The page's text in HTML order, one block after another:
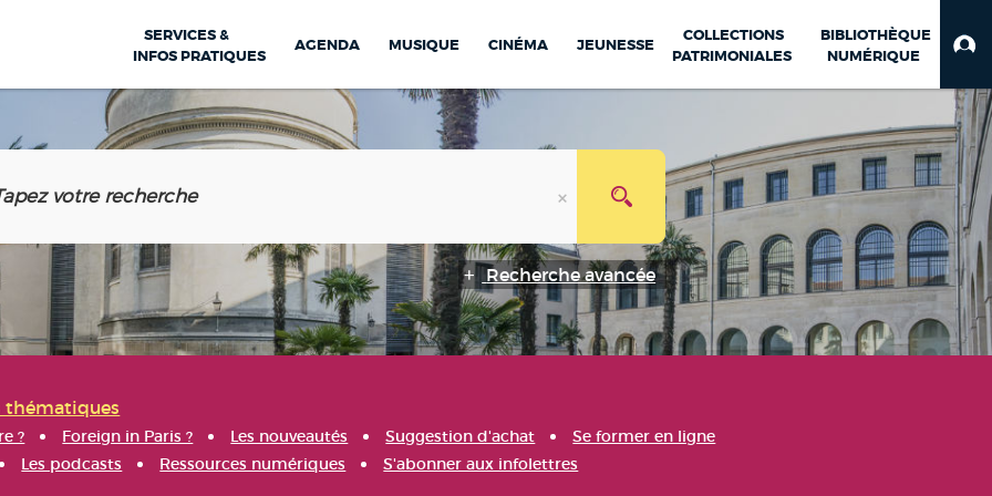
SERVICES &
INFOS PRATIQUES
AGENDA MUSIQUE CINÉMA JEUNESSE
COLLECTIONS
PATRIMONIALES
BIBLIOTHÈQUE
NUMÉRIQUE
Recherche avancée
thématiques
? Foreign in Paris ? Les nouveautés Suggestion d'achat
Se former en ligne
Les podcasts Ressources numériques S'abonner aux infolettres